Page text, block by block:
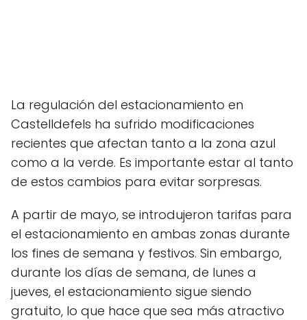
La regulación del estacionamiento en
Castelldefels ha sufrido modificaciones
recientes que afectan tanto a la zona azul
como a la verde. Es importante estar al tanto
de estos cambios para evitar sorpresas.
A partir de mayo, se introdujeron tarifas para
el estacionamiento en ambas zonas durante
los fines de semana y festivos. Sin embargo,
durante los días de semana, de lunes a
jueves, el estacionamiento sigue siendo
gratuito, lo que hace que sea más atractivo